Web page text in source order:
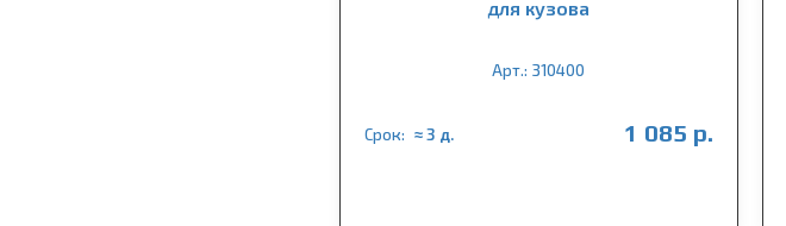
для кузова
Арт.: 310400
Срок: ≈ 3 д. 1 085 р.